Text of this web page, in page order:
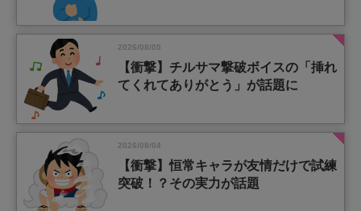
2026/08/05
【衝撃】チルサマ撃破ボイスの「挿れ
てくれてありがとう」が話題に
2026/08/04
【衝撃】恒常キャラが友情だけで試練
突破！？その実力が話題